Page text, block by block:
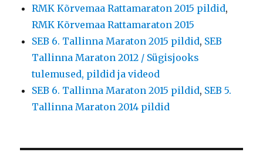
RMK Kõrvemaa Rattamaraton 2015 pildid,
RMK Kõrvemaa Rattamaraton 2015
SEB 6. Tallinna Maraton 2015 pildid, SEB
Tallinna Maraton 2012 / Sügisjooks
tulemused, pildid ja videod
SEB 6. Tallinna Maraton 2015 pildid, SEB 5.
Tallinna Maraton 2014 pildid